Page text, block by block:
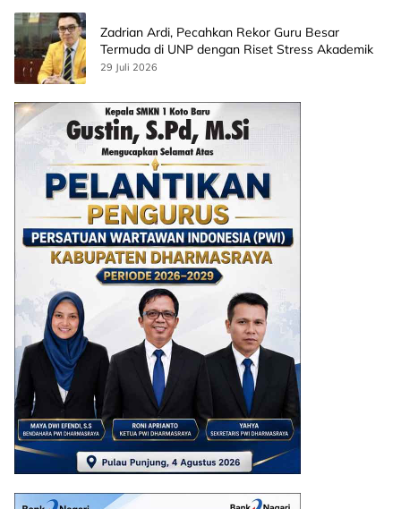
Zadrian Ardi, Pecahkan Rekor Guru Besar
Termuda di UNP dengan Riset Stress Akademik
29 Juli 2026